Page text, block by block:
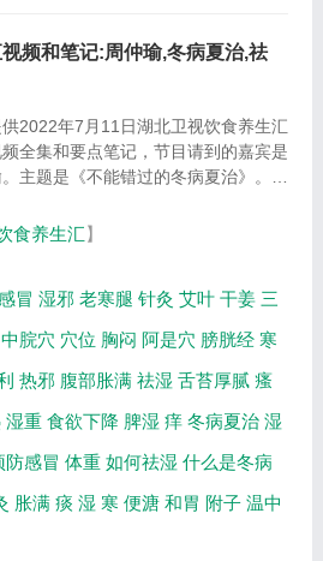
频和笔记:周仲瑜,冬病夏治,祛
2022年7月11日湖北卫视饮食养生汇
全集和要点笔记，节目请到的嘉宾是
。主题是《不能错过的冬病夏治》。主
如何祛湿气等相关内容。百年养生网
食养生汇】
冒 湿邪 老寒腿 针灸 艾叶 干姜 三
中脘穴 穴位 胸闷 阿是穴 膀胱经 寒
热邪 腹部胀满 祛湿 舌苔厚腻 瘙
湿重 食欲下降 脾湿 痒 冬病夏治 湿
防感冒 体重 如何祛湿 什么是冬病
胀满 痰 湿 寒 便溏 和胃 附子 温中